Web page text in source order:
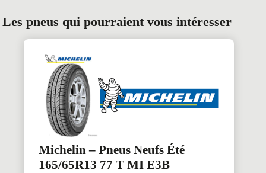
Les pneus qui pourraient vous intéresser
Michelin – Pneus Neufs Été
165/65R13 77 T MI E3B